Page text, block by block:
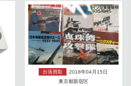
出張買取
2018年04月15日
東京都新宿区